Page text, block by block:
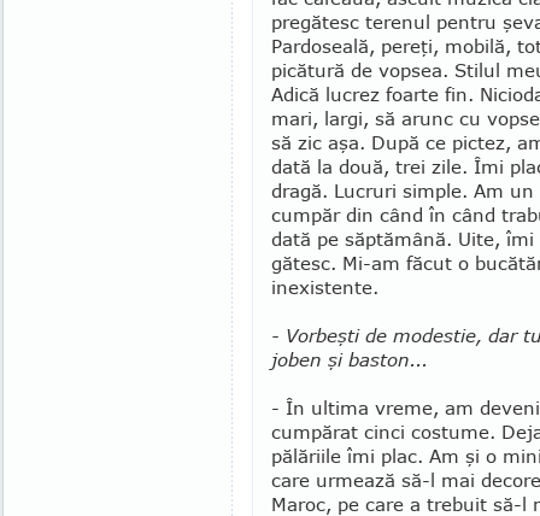
pregătesc terenul pentru
Pardoseală, pe­reţi, mobilă,
picătură de vopsea. Stilul
Adică lucrez foarte fin.
mari, largi, să arunc cu
să zic aşa. După ce pictez,
dată la două, trei zile. Îmi
dragă. Lu­cruri simple. Am
cumpăr din când în când
dată pe săptămână. Uite,
gătesc. Mi-am făcut o
inexis­tente.
- Vorbeşti de modestie, dar
joben şi baston...
- În ultima vreme, am
cumpărat cinci costume.
pălăriile îmi plac. Am şi o
ca­re ur­mează să-l mai
Maroc, pe care a trebuit să-